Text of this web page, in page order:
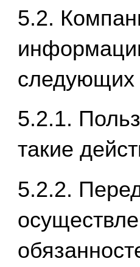
5.2.
следующих
5.2.1.
такие
5.2.2.